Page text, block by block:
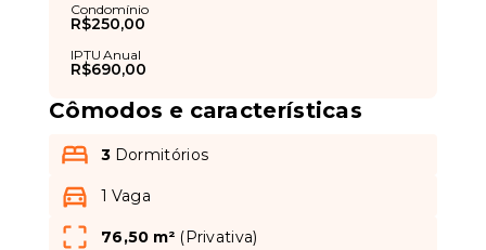
Condomínio
R$250,00
IPTU Anual
R$690,00
Cômodos e características
3 Dormitórios
1 Vaga
76,50 m² (Privativa)